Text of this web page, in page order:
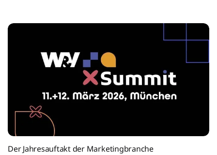
Der Jahresauftakt der Marketingbranche